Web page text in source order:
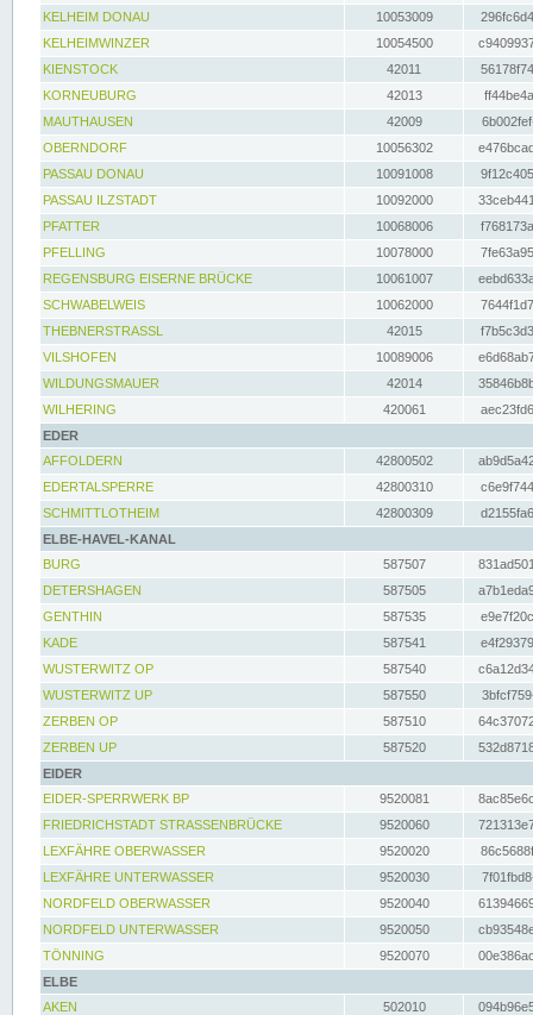
KELHEIM DONAU
10053009
KELHEIMWINZER
10054500
KIENSTOCK
42011
KORNEUBURG
42013
MAUTHAUSEN
42009
OBERNDORF
10056302
PASSAU DONAU
10091008
PASSAU ILZSTADT
10092000
PFATTER
10068006
PFELLING
10078000
REGENSBURG EISERNE BRÜCKE
10061007
SCHWABELWEIS
10062000
THEBNERSTRASSL
42015
VILSHOFEN
10089006
WILDUNGSMAUER
42014
WILHERING
420061
EDER
AFFOLDERN
42800502
EDERTALSPERRE
42800310
SCHMITTLOTHEIM
42800309
ELBE-HAVEL-KANAL
BURG
587507
DETERSHAGEN
587505
GENTHIN
587535
KADE
587541
WUSTERWITZ OP
587540
WUSTERWITZ UP
587550
ZERBEN OP
587510
ZERBEN UP
587520
EIDER
EIDER-SPERRWERK BP
9520081
FRIEDRICHSTADT STRASSENBRÜCKE
9520060
LEXFÄHRE OBERWASSER
9520020
LEXFÄHRE UNTERWASSER
9520030
NORDFELD OBERWASSER
9520040
NORDFELD UNTERWASSER
9520050
TÖNNING
9520070
ELBE
AKEN
502010